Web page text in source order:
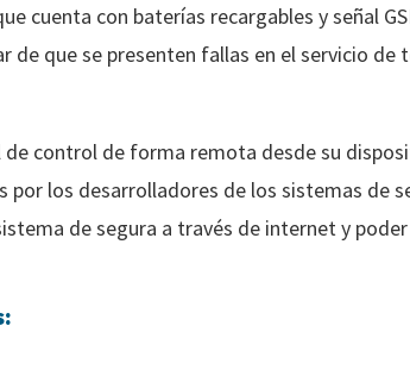
cuenta con baterías recargables y señal
de que se presenten fallas en el servicio
de control de forma remota desde su
por los desarrolladores de los sistemas de
de segura a través de internet y